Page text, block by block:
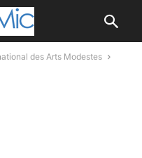
des Arts Modestes